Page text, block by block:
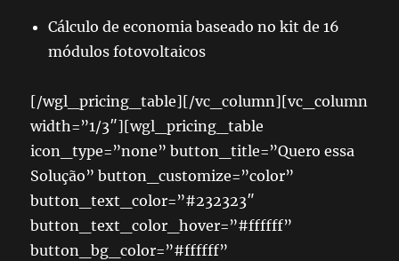
Cálculo de economia baseado no kit de 16
módulos fotovoltaicos
[/wgl_pricing_table][/vc_column][vc_column
width=”1/3″][wgl_pricing_table
icon_type=”none” button_title=”Quero essa
Solução” button_customize=”color”
button_text_color=”#232323″
button_text_color_hover=”#ffffff”
button_bg_color=”#ffffff”